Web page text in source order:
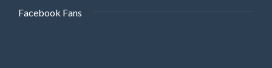
Facebook Fans